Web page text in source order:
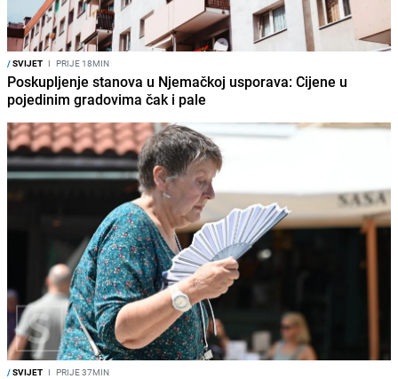
/SVIJET I PRIJE 18MIN
Poskupljenje stanova u Njemačkoj usporava: Cijene u
pojedinim gradovima čak i pale
/SVIJET I PRIJE 37MIN